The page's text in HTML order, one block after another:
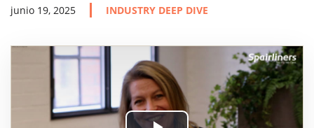
junio 19, 2025 INDUSTRY DEEP DIVE